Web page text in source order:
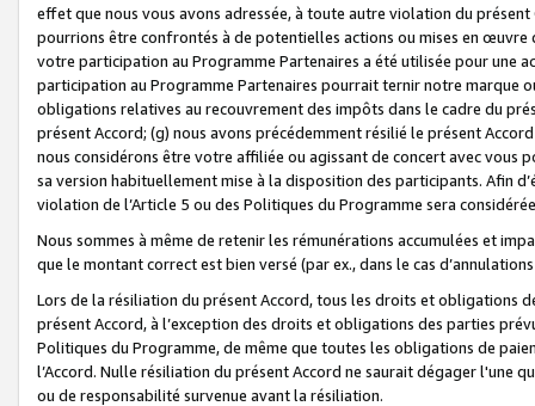
effet que nous vous avons adressée, à toute autre violation du
pourrions être confrontés à de potentielles actions ou mises en
votre participation au Programme Partenaires a été utilisée pour une
participation au Programme Partenaires pourrait ternir notre marque
obligations relatives au recouvrement des impôts dans le cadre du
présent Accord; (g) nous avons précédemment résilié le présent
nous considérons être votre affiliée ou agissant de concert avec vous
sa version habituellement mise à la disposition des participants. Afin
violation de l’Article 5 ou des Politiques du Programme sera
Nous sommes à même de retenir les rémunérations accumulées et
que le montant correct est bien versé (par ex., dans le cas
Lors de la résiliation du présent Accord, tous les droits et obligations
présent Accord, à l’exception des droits et obligations des parties
Politiques du Programme, de même que toutes les obligations de
l’Accord. Nulle résiliation du présent Accord ne saurait dégager l'une
ou de responsabilité survenue avant la résiliation.